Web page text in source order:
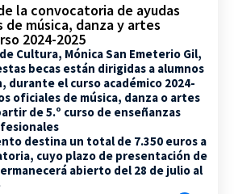
la convocatoria de ayudas
música, danza y artes
2024-2025
Cultura, Mónica San Emeterio Gil,
becas están dirigidas a alumnos
durante el curso académico 2024-
oficiales de música, danza o artes
de 5.º curso de enseñanzas
destina un total de 7.350 euros a
cuyo plazo de presentación de
abierto del 28 de julio al